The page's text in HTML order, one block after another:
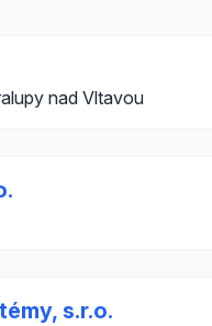
nad Vltavou
s.r.o.